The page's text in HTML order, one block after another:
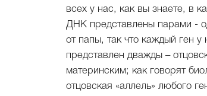
всех у нас, как вы знаете, в
ДНК представлены парами -
от папы, так что каждый ген у
представлен дважды –
материнским; как говорят
отцовская «аллель» любого